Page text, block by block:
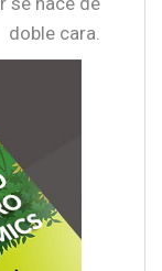
doble cara.